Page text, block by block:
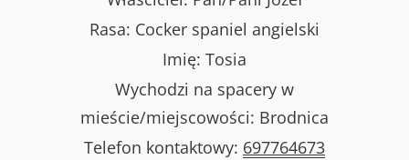
Rasa: Cocker spaniel angielski
Imię: Tosia
Wychodzi na spacery w
mieście/miejscowości: Brodnica
Telefon kontaktowy: 697764673